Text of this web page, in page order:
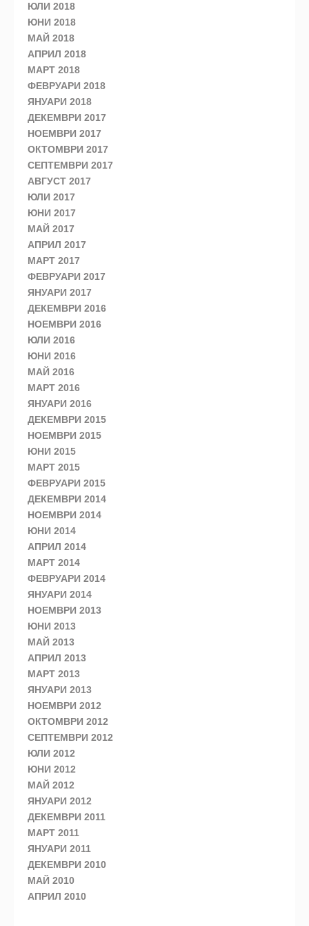
ЮЛИ 2018
ЮНИ 2018
МАЙ 2018
АПРИЛ 2018
МАРТ 2018
ФЕВРУАРИ 2018
ЯНУАРИ 2018
ДЕКЕМВРИ 2017
НОЕМВРИ 2017
ОКТОМВРИ 2017
СЕПТЕМВРИ 2017
АВГУСТ 2017
ЮЛИ 2017
ЮНИ 2017
МАЙ 2017
АПРИЛ 2017
МАРТ 2017
ФЕВРУАРИ 2017
ЯНУАРИ 2017
ДЕКЕМВРИ 2016
НОЕМВРИ 2016
ЮЛИ 2016
ЮНИ 2016
МАЙ 2016
МАРТ 2016
ЯНУАРИ 2016
ДЕКЕМВРИ 2015
НОЕМВРИ 2015
ЮНИ 2015
МАРТ 2015
ФЕВРУАРИ 2015
ДЕКЕМВРИ 2014
НОЕМВРИ 2014
ЮНИ 2014
АПРИЛ 2014
МАРТ 2014
ФЕВРУАРИ 2014
ЯНУАРИ 2014
НОЕМВРИ 2013
ЮНИ 2013
МАЙ 2013
АПРИЛ 2013
МАРТ 2013
ЯНУАРИ 2013
НОЕМВРИ 2012
ОКТОМВРИ 2012
СЕПТЕМВРИ 2012
ЮЛИ 2012
ЮНИ 2012
МАЙ 2012
ЯНУАРИ 2012
ДЕКЕМВРИ 2011
МАРТ 2011
ЯНУАРИ 2011
ДЕКЕМВРИ 2010
МАЙ 2010
АПРИЛ 2010